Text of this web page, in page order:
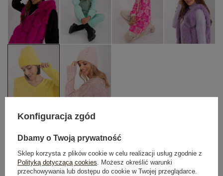
One size
DODAJ DO KOSZYKA
Konfiguracja zgód
Dbamy o Twoją prywatność
Sklep korzysta z plików cookie w celu realizacji usług zgodnie z
Polityką dotyczącą cookies. Możesz określić warunki
przechowywania lub dostępu do cookie w Twojej przeglądarce.